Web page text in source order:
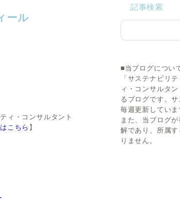
ール
ィ・コンサルタント
こちら 】
記事検索
■当ブログについ
「サステナビリ
ィ・コンサルタ
るブログです。
毎週更新していま
また、当ブログ
解であり、所属
りません。